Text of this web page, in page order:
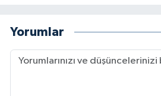
Yorumlar